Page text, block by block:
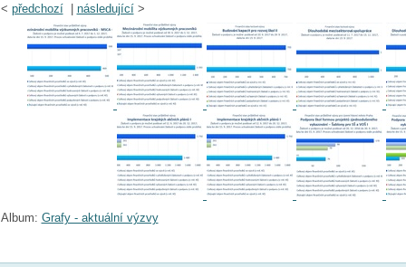
< předchozí| následující>
Album: Grafy - aktuální výzvy